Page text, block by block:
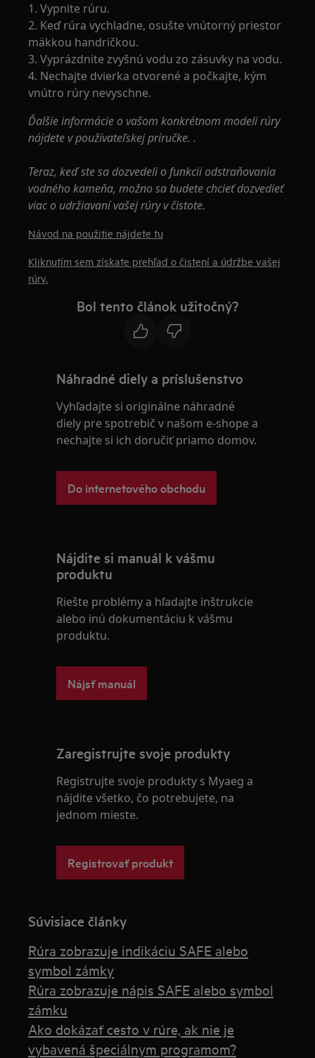
1. Vypnite rúru.
2. Keď rúra vychladne, osušte vnútorný priestor
mäkkou handričkou.
3. Vyprázdnite zvyšnú vodu zo zásuvky na vodu.
4. Nechajte dvierka otvorené a počkajte, kým
vnútro rúry nevyschne.
Ďalšie informácie o vašom konkrétnom modeli rúry
nájdete v používateľskej príručke. .
Teraz, keď ste sa dozvedeli o funkcii odstraňovania
vodného kameňa, možno sa budete chcieť dozvedieť
viac o udržiavaní vašej rúry v čistote.
Návod na použitie nájdete tu
Kliknutím sem získate prehľad o čistení a údržbe vašej
rúry.
Bol tento článok užitočný?
Náhradné diely a príslušenstvo
Vyhľadajte si originálne náhradné
diely pre spotrebič v našom e-shope a
nechajte si ich doručiť priamo domov.
Do internetového obchodu
Nájdite si manuál k vášmu
produktu
Riešte problémy a hľadajte inštrukcie
alebo inú dokumentáciu k vášmu
produktu.
Nájsť manuál
Zaregistrujte svoje produkty
Registrujte svoje produkty s Myaeg a
nájdite všetko, čo potrebujete, na
jednom mieste.
Registrovať produkt
Súvisiace články
Rúra zobrazuje indikáciu SAFE alebo
symbol zámky
Rúra zobrazuje nápis SAFE alebo symbol
zámku
Ako dokázať cesto v rúre, ak nie je
vybavená špeciálnym programom?